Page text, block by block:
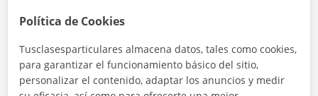
Política de Cookies
Tusclasesparticulares almacena datos, tales como cookies,
para garantizar el funcionamiento básico del sitio,
personalizar el contenido, adaptar los anuncios y medir